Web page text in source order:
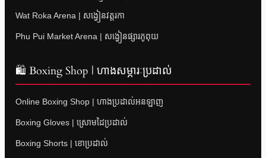
Wat Roka Arena | សង្វៀនវត្តរកា
Phu Pui Market Arena | សង្វៀនផ្សារភូពុយ
🛍 Boxing Shop | ហាងសម្ភារៈប្រដាល់
Online Boxing Shop | ហាងប្រដាល់អនឡាញ
Boxing Gloves | ស្រោមដៃប្រដាល់
Boxing Shorts | ខោប្រដាល់